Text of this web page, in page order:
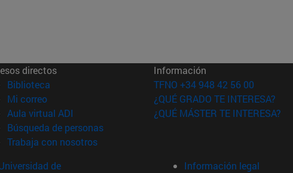
directos
Biblioteca (abre en nueva ventana)
Mi correo(abre en nueva ventana)
Aula virtual ADI (abre en nueva ventana)
Búsqueda de personas(abre en nueva ventana)
Trabaja con nosotros(abre en nueva ventana)
Información
TFNO +34 948 42 56 00
¿QUÉ GRADO TE INTERESA?
¿QUÉ MÁSTER TE INTERESA?
de
Información legal